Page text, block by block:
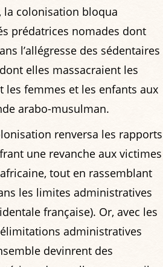
la colonisation bloqua
prédatrices nomades dont
l’allégresse des sédentaires
elles massacraient les
les femmes et les enfants aux
arabo-musulman.
renversa les rapports
une revanche aux victimes
tout en rassemblant
les limites administratives
française). Or, avec les
administratives
devinrent des